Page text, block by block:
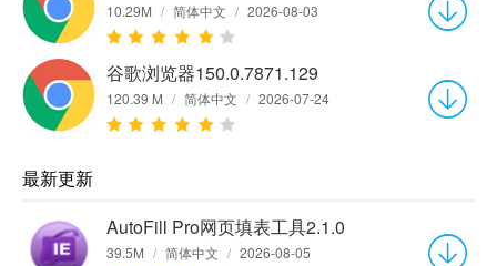
10.29M / 简体中文 / 2026-08-03
谷歌浏览器150.0.7871.129
120.39 M / 简体中文 / 2026-07-24
最新更新
AutoFill Pro网页填表工具2.1.0
39.5M / 简体中文 / 2026-08-05